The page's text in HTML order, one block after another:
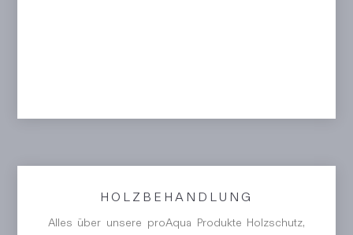
HOLZBEHANDLUNG
Alles über unsere proAqua Produkte Holzschutz,